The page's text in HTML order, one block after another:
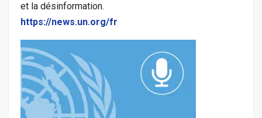
et la désinformation.
https://news.un.org/fr